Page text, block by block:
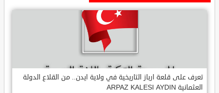
تعرف على قلعة ارباز التاريخية في ولاية ايدن.. من القلاع الدولة
العثمانية ARPAZ KALESI AYDIN